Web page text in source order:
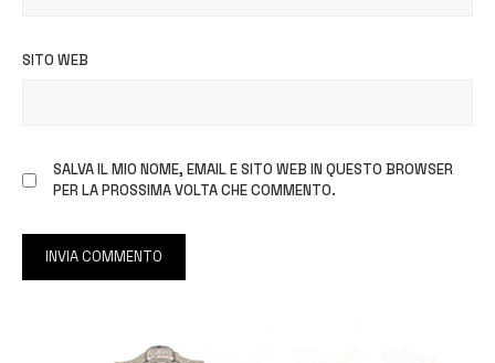
SITO WEB
SALVA IL MIO NOME, EMAIL E SITO WEB IN QUESTO BROWSER
PER LA PROSSIMA VOLTA CHE COMMENTO.